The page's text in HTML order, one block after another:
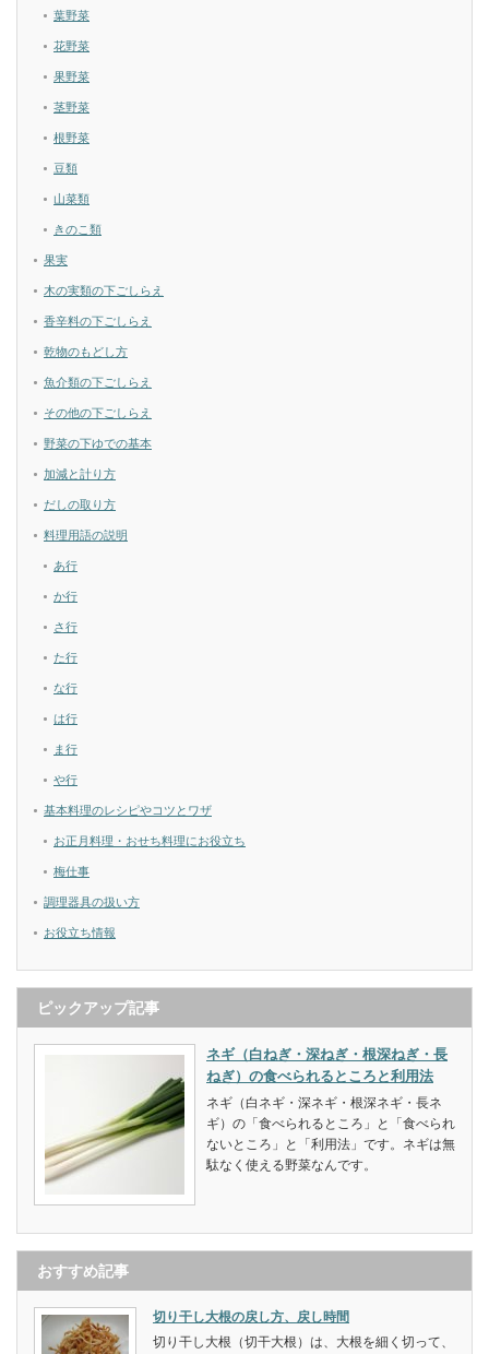
葉野菜
花野菜
果野菜
茎野菜
根野菜
豆類
山菜類
きのこ類
果実
木の実類の下ごしらえ
香辛料の下ごしらえ
乾物のもどし方
魚介類の下ごしらえ
その他の下ごしらえ
野菜の下ゆでの基本
加減と計り方
だしの取り方
料理用語の説明
あ行
か行
さ行
た行
な行
は行
ま行
や行
基本料理のレシピやコツとワザ
お正月料理・おせち料理にお役立ち
梅仕事
調理器具の扱い方
お役立ち情報
ピックアップ記事
ネギ（白ねぎ・深ねぎ・根深ねぎ・長
ねぎ）の食べられるところと利用法
ネギ（白ネギ・深ネギ・根深ネギ・長ネ
ギ）の「食べられるところ」と「食べられ
ないところ」と「利用法」です。ネギは無
駄なく使える野菜なんです。
おすすめ記事
切り干し大根の戻し方、戻し時間
切り干し大根（切干大根）は、大根を細く切って、